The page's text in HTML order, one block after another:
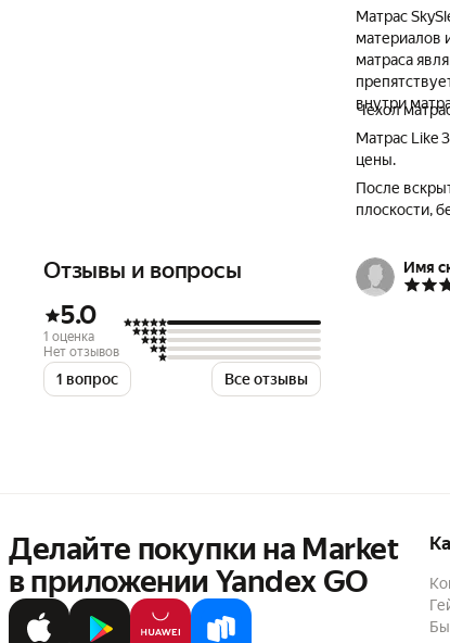
Матрас
материалов
матраса
внутри
Чехол
Матрас Like
цены.
После
плоскости,
Отзывы и вопросы
5.0
1 оценка
Нет отзывов
1 вопрос Все отзывы
Имя
Делайте покупки на Market
в приложении Yandex GO